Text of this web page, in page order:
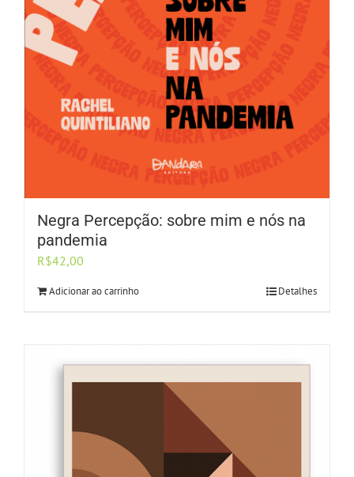
Negra Percepção: sobre mim e nós na
pandemia
R$42,00
Adicionar ao carrinho Detalhes